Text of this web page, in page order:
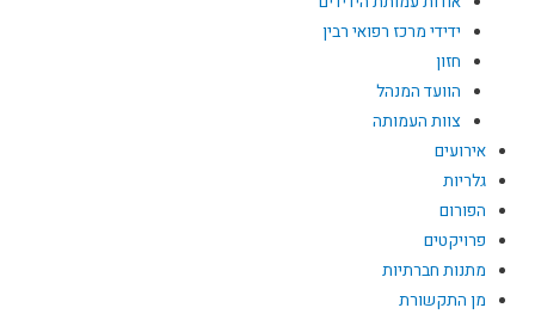
ידידי מרכז רפואי רבין
חזון
הוועד המנהל
צוות העמותה
אירועים
גלריות
הפורום
פרויקטים
מתנות חברתיות
מן התקשורת